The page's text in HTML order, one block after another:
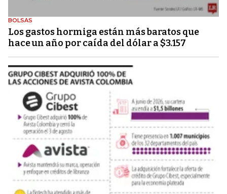
BOLSAS
Los gastos hormiga están más baratos que
hace un año por caída del dólar a $3.157